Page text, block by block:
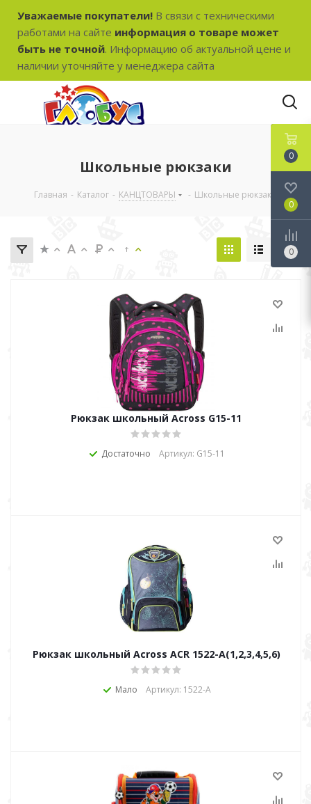
Уважаемые покупатели! В связи с техническими
работами на сайте информация о товаре может
быть не точной. Информацию об актуальной цене и
наличии уточняйте у менеджера сайта
Школьные рюкзаки
Главная - Каталог - КАНЦТОВАРЫ - Школьные рюкзаки
Рюкзак школьный Across G15-11
Достаточно Артикул: G15-11
Рюкзак школьный Across ACR 1522-А(1,2,3,4,5,6)
Мало Артикул: 1522-А
0
0
0